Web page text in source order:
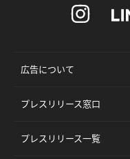
広告について
プレスリリース窓口
プレスリリース一覧